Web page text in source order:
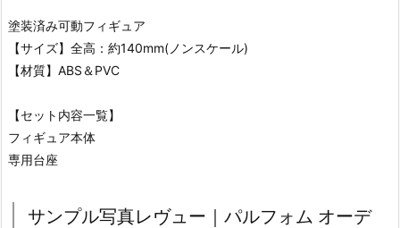
塗装済み可動フィギュア
【サイズ】全高：約140mm(ノンスケール)
【材質】ABS＆PVC
【セット内容一覧】
フィギュア本体
専用台座
サンプル写真レヴュー｜パルフォム オーデ